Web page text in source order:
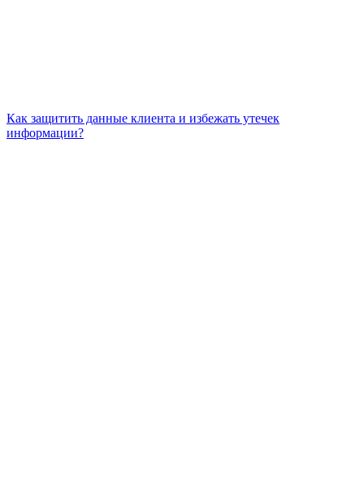
Как защитить данные клиента и избежать утечек
информации?